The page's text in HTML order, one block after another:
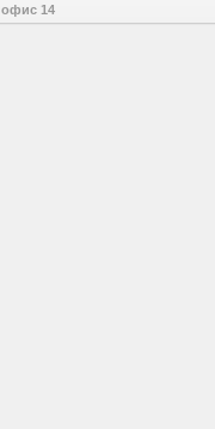
офис 14